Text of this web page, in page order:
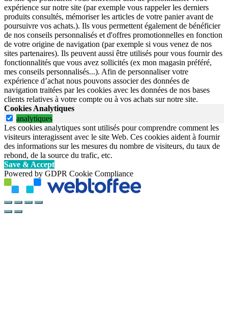
expérience sur notre site (par exemple vous rappeler les derniers
produits consultés, mémoriser les articles de votre panier avant de
poursuivre vos achats.). Ils vous permettent également de bénéficier
de nos conseils personnalisés et d'offres promotionnelles en fonction
de votre origine de navigation (par exemple si vous venez de nos
sites partenaires). Ils peuvent aussi être utilisés pour vous fournir des
fonctionnalités que vous avez sollicités (ex mon magasin préféré,
mes conseils personnalisés...). Afin de personnaliser votre
expérience d’achat nous pouvons associer des données de
navigation traitées par les cookies avec les données de nos bases
clients relatives à votre compte ou à vos achats sur notre site.
Cookies Analytiques
analytiques
Les cookies analytiques sont utilisés pour comprendre comment les
visiteurs interagissent avec le site Web. Ces cookies aident à fournir
des informations sur les mesures du nombre de visiteurs, du taux de
rebond, de la source du trafic, etc.
Save & Accept
Powered by GDPR Cookie Compliance